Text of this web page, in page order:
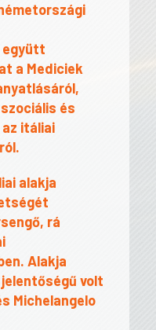
együtt
a Mediciek
és
itáliai
alakja
rá
Alakja
volt
Michelangelo